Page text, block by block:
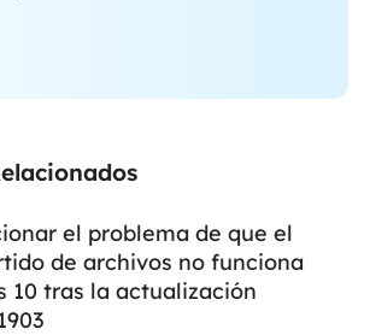
el problema de que el
de archivos no funciona
10 tras la actualización